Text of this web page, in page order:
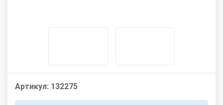
Артикул: 132275